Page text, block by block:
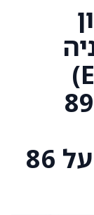
מדולל ומתואם (EPS)
ברבעון הרביעי של 89
הקונצנזוס שעמדה על 86